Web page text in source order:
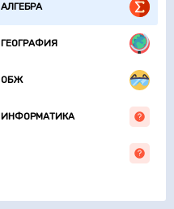
АЛГЕБРА
ГЕОГРАФИЯ
ОБЖ
ИНФОРМАТИКА